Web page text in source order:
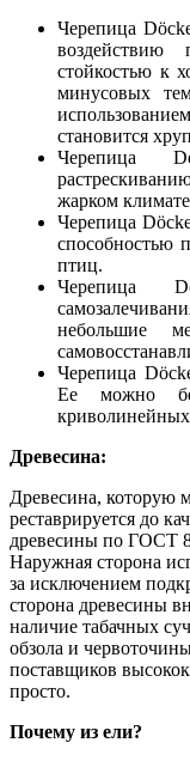
Черепица
воздействию
стойкостью к
минусовых
становится
Черепица
жарком
Черепица
способностью
птиц.
Черепица
небольшие
Черепица
Ее можно
криволинейных
Древесина:
Древесина, которую
реставрируется до
древесины по ГОСТ
Наружная сторона
за исключением
сторона древесины
наличие табачных
обзола и
поставщиков
просто.
Почему из ели?